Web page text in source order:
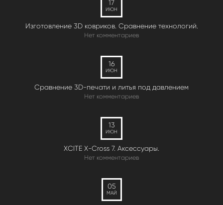
17
ИЮН
Изготовление 3D ковриков. Сравнение технологий.
Нет комментариев
16
ИЮН
Сравнение 3D-печати и литья под давлением
Нет комментариев
13
ИЮН
XCITE X-Cross 7. Аксессуары.
Нет комментариев
05
МАЙ